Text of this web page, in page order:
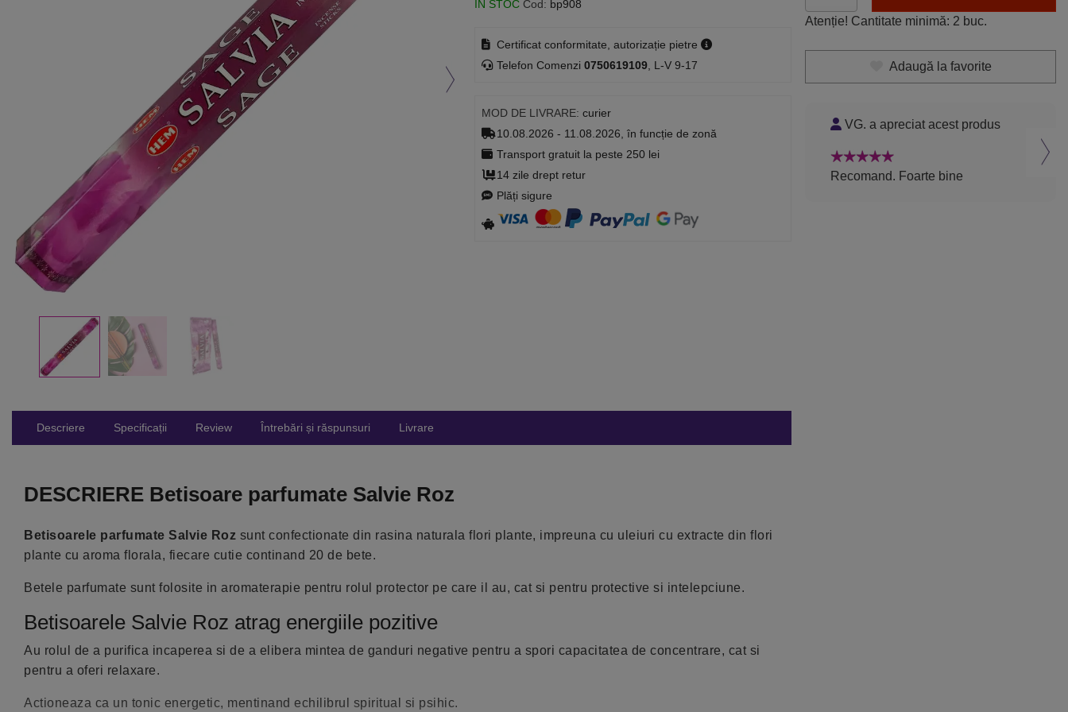
ÎN STOC Cod: bp908
Certificat conformitate, autorizație pietre
Telefon Comenzi0750619109 , L-V 9-17
MOD DE LIVRARE: curier
10.08.2026 - 11.08.2026, în funcție de zonă
Transport gratuit la peste 250 lei
14 zile drept retur
Plăți sigure
Descriere Specificații Review Întrebări și răspunsuri Livrare
DESCRIERE Betisoare parfumate Salvie Roz
Betisoarele parfumate Salvie Roz sunt confectionate din rasina naturala flori plante, impreuna cu uleiuri cu extracte din flori
plante cu aroma florala, fiecare cutie continand 20 de bete.
Betele parfumate sunt folosite in aromaterapie pentru rolul protector pe care il au, cat si pentru protective si intelepciune.
Betisoarele Salvie Roz atrag energiile pozitive
Au rolul de a purifica incaperea si de a elibera mintea de ganduri negative pentru a spori capacitatea de concentrare, cat si
pentru a oferi relaxare.
Actioneaza ca un tonic energetic, mentinand echilibrul spiritual si psihic.
Atenție! Cantitate minimă: 2 buc.
Adaugă la favorite
VG. a apreciat acest produs
Recomand. Foarte bine